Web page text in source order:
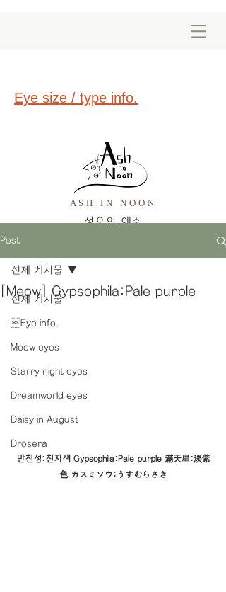
Eye size / type info.
ASH IN NOON
​정오의 애쉬
Post
전체 게시물
Eye info.
Meow eyes
Starry night eyes
Dreamworld eyes
Daisy in August
Drosera
전체 게시물
[Meow] Gypsophila:Pale purple
만천성:천자색 Gypsophila:Pale purple 滿天星:淡紫
色 カスミソウ:うすむらさき